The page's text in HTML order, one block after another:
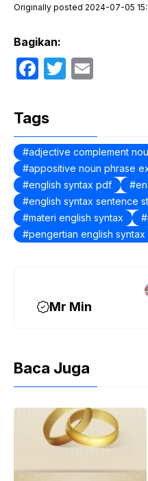
Originally posted 2024-07-05
Bagikan:
F
c
e
b
o
o
k
T
er
Tags
adjective complement
appositive noun phrase
english syntax pdf
english syntax sentence
materi english syntax
pengertian english syntax
Mr Min
Baca Juga